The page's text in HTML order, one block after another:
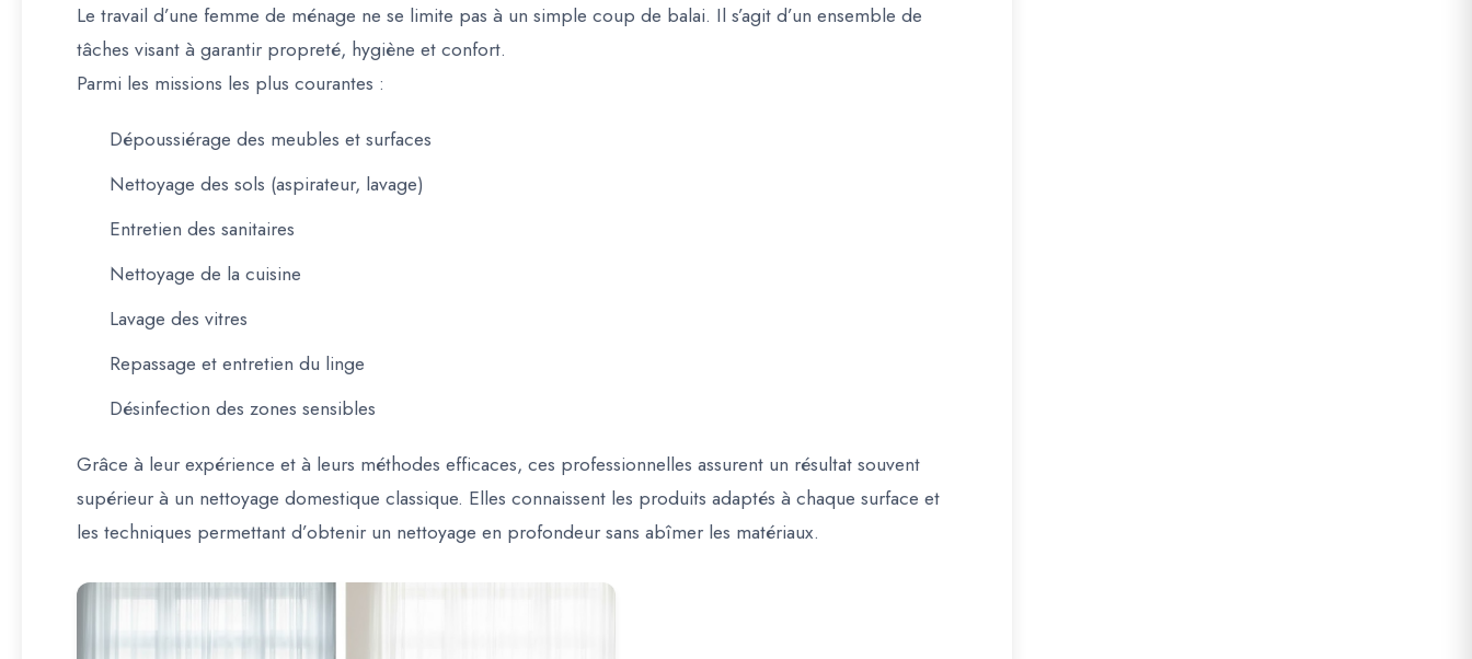
Le travail d’une femme de ménage ne se limite pas à un simple coup de balai. Il s’agit d’un ensemble de
tâches visant à garantir propreté, hygiène et confort.
Parmi les missions les plus courantes :
Dépoussiérage des meubles et surfaces
Nettoyage des sols (aspirateur, lavage)
Entretien des sanitaires
Nettoyage de la cuisine
Lavage des vitres
Repassage et entretien du linge
Désinfection des zones sensibles
Grâce à leur expérience et à leurs méthodes efficaces, ces professionnelles assurent un résultat souvent
supérieur à un nettoyage domestique classique. Elles connaissent les produits adaptés à chaque surface et
les techniques permettant d’obtenir un nettoyage en profondeur sans abîmer les matériaux.